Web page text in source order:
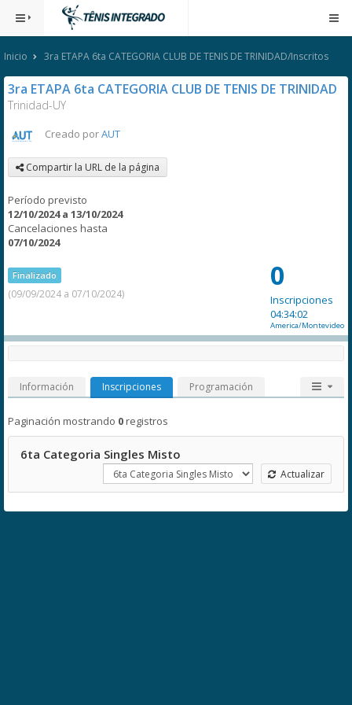
Inicio 3ra ETAPA 6ta CATEGORIA CLUB DE TENIS DE TRINIDAD/Inscritos
3ra ETAPA 6ta CATEGORIA CLUB DE TENIS DE TRINIDAD
Trinidad-UY
Creado porAUT
Compartir la URL de la página
Período previsto
12/10/2024 a 13/10/2024
Cancelaciones hasta
07/10/2024
Finalizado
(09/09/2024 a 07/10/2024)
0
Inscripciones
04:34:02
America/Montevideo
Información Inscripciones Programación
Paginación mostrando 0registros
6ta Categoria Singles Misto
Actualizar